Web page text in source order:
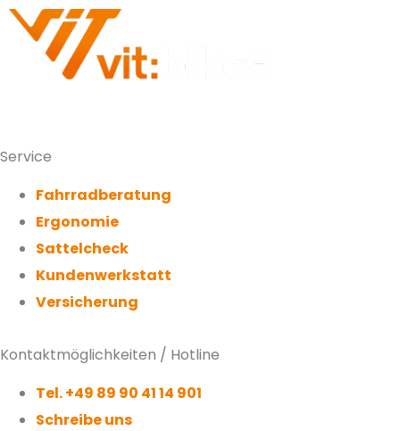
Service
Fahrradberatung
Ergonomie
Sattelcheck
Kundenwerkstatt
Versicherung
Kontaktmöglichkeiten / Hotline
Tel. +49 89 90 41 14 901
Schreibe uns